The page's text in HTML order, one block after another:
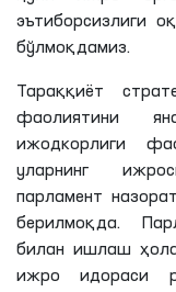
эътиборсизлиги
бўлмоқдамиз.
Тараққиёт
фаолиятини
ижодкорлиги
уларнинг
парламент
берилмоқда.
билан ишлаш
ижро идораси